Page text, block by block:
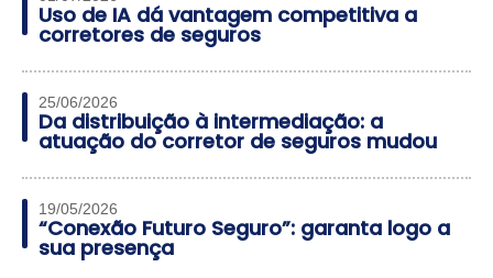
Uso de IA dá vantagem competitiva a
corretores de seguros
25/06/2026
Da distribuição à intermediação: a
atuação do corretor de seguros mudou
19/05/2026
“Conexão Futuro Seguro”: garanta logo a
sua presença